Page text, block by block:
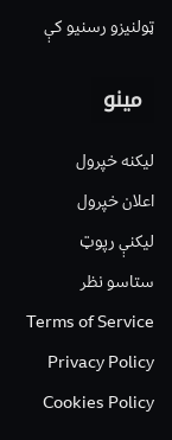
ټولنیزو رسنیو کې
مینو
لیکنه خپرول
اعلان خپرول
لیکنې رپوټ
ستاسو نظر
Terms of Service
Privacy Policy
Cookies Policy